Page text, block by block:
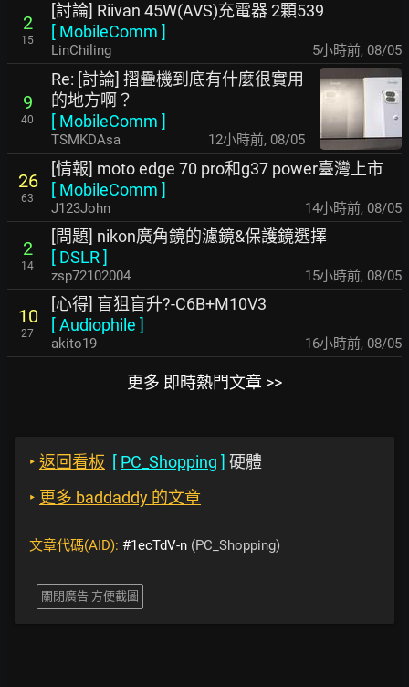
2
15
[討論] Riivan 45W(AVS)充電器 2顆539
[ MobileComm ]
LinChiling 5小時前, 08/05
9
40
Re: [討論] 摺疊機到底有什麼很實用
的地方啊？
[ MobileComm ]
TSMKDAsa 12小時前, 08/05
26
63
[情報] moto edge 70 pro和g37 power臺灣上市
[ MobileComm ]
J123John 14小時前, 08/05
2
14
[問題] nikon廣角鏡的濾鏡&保護鏡選擇
[ DSLR]
zsp72102004 15小時前, 08/05
10
27
[心得] 盲狙盲升?-C6B+M10V3
[Audiophile ]
akito19 16小時前, 08/05
更多 即時熱門文章 >>
‣ 返回看板 [ PC_Shopping ] 硬體
‣ 更多 baddaddy 的文章
文章代碼(AID): #1ecTdV-n (PC_Shopping)
關閉廣告 方便截圖